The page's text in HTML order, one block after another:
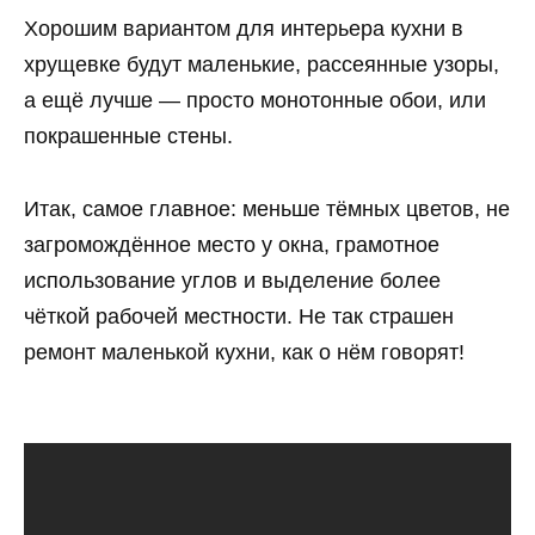
Хорошим вариантом для интерьера кухни в
хрущевке будут маленькие, рассеянные узоры,
а ещё лучше — просто монотонные обои, или
покрашенные стены.
Итак, самое главное: меньше тёмных цветов, не
загромождённое место у окна, грамотное
использование углов и выделение более
чёткой рабочей местности. Не так страшен
ремонт маленькой кухни, как о нём говорят!